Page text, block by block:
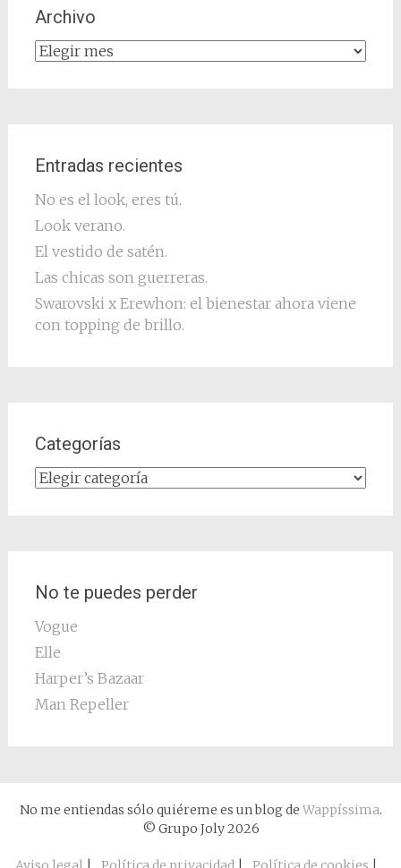
Archivo
Archivo
Entradas recientes
No es el look, eres tú.
Look verano.
El vestido de satén.
Las chicas son guerreras.
Swarovski x Erewhon: el bienestar ahora viene
con topping de brillo.
Categorías
Categorías
No te puedes perder
Vogue
Elle
Harper’s Bazaar
Man Repeller
No me entiendas sólo quiéreme es un blog de Wappíssima.
© Grupo Joly 2026